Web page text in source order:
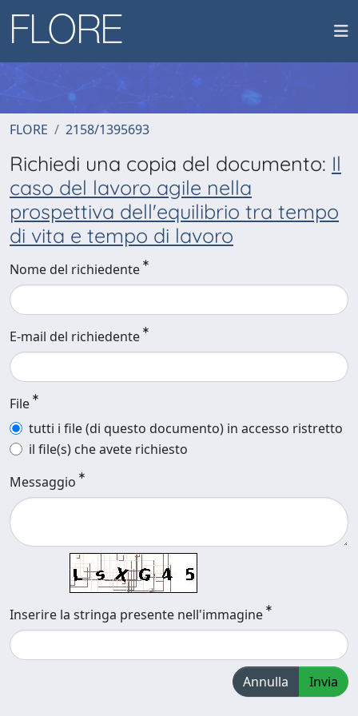
FLORE 2158/1395693
Richiedi una copia del documento: Il
caso del lavoro agile nella
prospettiva dell'equilibrio tra tempo
di vita e tempo di lavoro
Nome del richiedente
E-mail del richiedente
File
tutti i file (di questo documento) in accesso ristretto
il file(s) che avete richiesto
Messaggio
Inserire la stringa presente nell'immagine
Annulla Invia